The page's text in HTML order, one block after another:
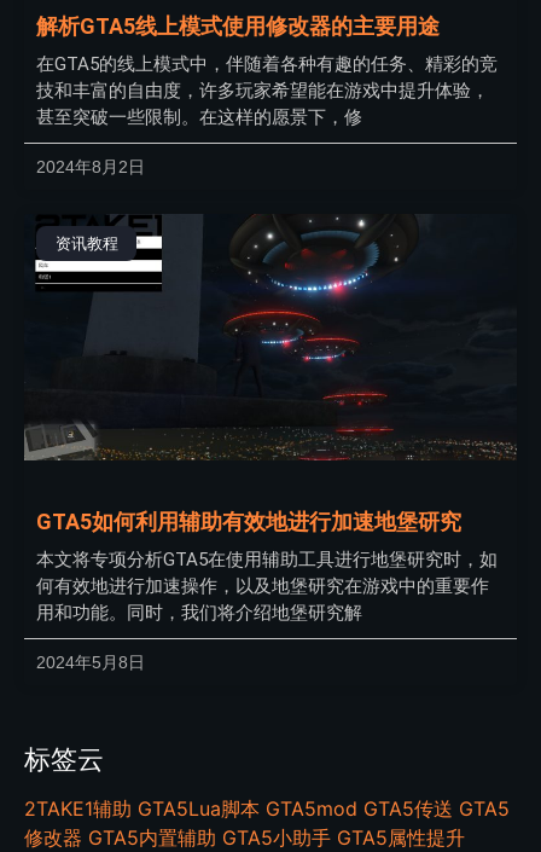
解析GTA5线上模式使用修改器的主要用途
在GTA5的线上模式中，伴随着各种有趣的任务、精彩的竞
技和丰富的自由度，许多玩家希望能在游戏中提升体验，
甚至突破一些限制。在这样的愿景下，修
2024年8月2日
资讯教程
GTA5如何利用辅助有效地进行加速地堡研究
本文将专项分析GTA5在使用辅助工具进行地堡研究时，如
何有效地进行加速操作，以及地堡研究在游戏中的重要作
用和功能。同时，我们将介绍地堡研究解
2024年5月8日
标签云
2TAKE1辅助 GTA5Lua脚本 GTA5mod GTA5传送 GTA5
修改器 GTA5内置辅助 GTA5小助手 GTA5属性提升